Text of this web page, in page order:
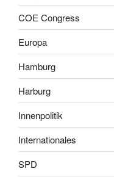
COE Congress
Europa
Hamburg
Harburg
Innenpolitik
Internationales
SPD